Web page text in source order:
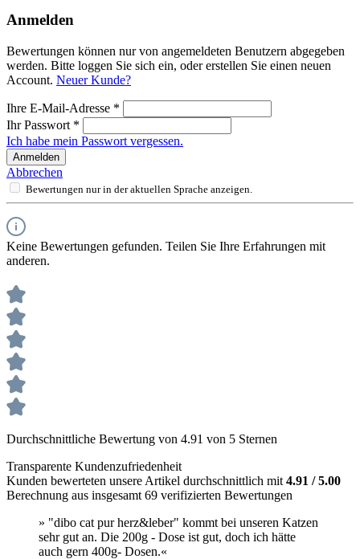
Anmelden
Bewertungen können nur von angemeldeten Benutzern abgegeben
werden. Bitte loggen Sie sich ein, oder erstellen Sie einen neuen
Account. Neuer Kunde?
Ihre E-Mail-Adresse *
Ihr Passwort *
Ich habe mein Passwort vergessen.
Anmelden
Abbrechen
Bewertungen nur in der aktuellen Sprache anzeigen.
Keine Bewertungen gefunden. Teilen Sie Ihre Erfahrungen mit
anderen.
Durchschnittliche Bewertung von 4.91 von 5 Sternen
Transparente Kundenzufriedenheit
Kunden bewerteten unsere Artikel durchschnittlich mit 4.91 / 5.00
Berechnung aus insgesamt 69 verifizierten Bewertungen
» "dibo cat pur herz&leber" kommt bei unseren Katzen
sehr gut an. Die 200g - Dose ist gut, doch ich hätte
auch gern 400g- Dosen.«